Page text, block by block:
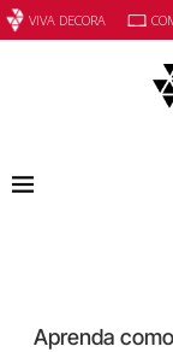
VIVA DECORA
Aprenda